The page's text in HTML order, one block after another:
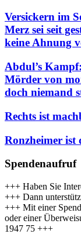
Versickern im
Merz sei seit
keine Ahnung
Abdul’s
Mörder von
doch niemand
Rechts ist
Ronzheimer ist
Spendenaufruf
+++ Haben Sie
+++ Dann
+++ Mit einer
oder einer
1947 75 +++